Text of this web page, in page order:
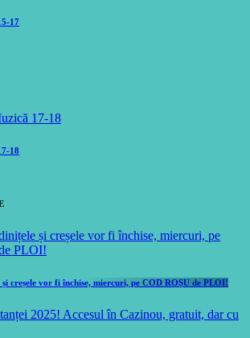
17
18
creșele vor fi închise, miercuri, pe COD ROȘU de PLOI!